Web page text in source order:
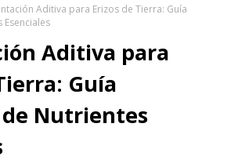
Aditiva para Erizos de Tierra: Guía
Aditiva para
Guía
Nutrientes